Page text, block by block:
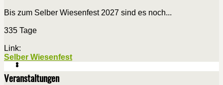
Bis zum Selber Wiesenfest 2027 sind es noch...
335 Tage
Link:
Selber Wiesenfest
Veranstaltungen